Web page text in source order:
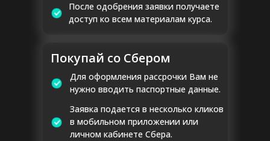
Покупай со Сбером
Для оформления рассрочки Вам не
нужно вводить паспортные данные.
Заявка подается в несколько кликов
в мобильном приложении или
личном кабинете Сбера.
После одобрения заявки получаете
доступ ко всем материалам курса.